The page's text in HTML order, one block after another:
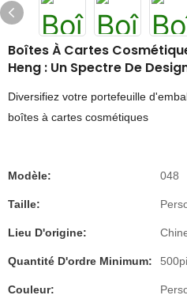
Boîtes À Cartes
Heng : Un Spectre De
Diversifiez votre portefeuille
boîtes à cartes cosmétiques
Modèle: 048
Taille:
Lieu D'origine:
Quantité D'ordre Minimum:
Couleur: